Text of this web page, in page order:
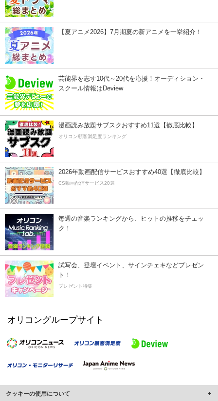
【夏アニメ2026】7月期夏の新アニメを一挙紹介！
芸能界を志す10代～20代を応援！オーディション・
スクール情報はDeview
漫画読み放題サブスクおすすめ11選【徹底比較】
オリコン顧客満足度ランキング
2026年動画配信サービスおすすめ40選【徹底比較】
CS動画配信サービス20選
毎週の音楽ランキングから、ヒットの推移をチェッ
ク！
試写会、登壇イベント、サインチェキなどプレゼン
ト！
プレゼント特集
オリコングループサイト
クッキーの使用について